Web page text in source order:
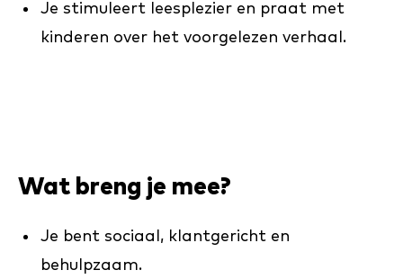
Je stimuleert leesplezier en praat met
kinderen over het voorgelezen verhaal.
Wat breng je mee?
Je bent sociaal, klantgericht en
behulpzaam.